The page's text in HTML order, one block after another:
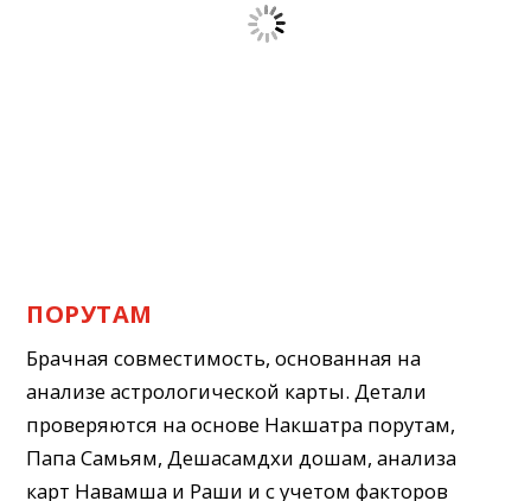
ПОРУТАМ
Брачная совместимость, основанная на
анализе астрологической карты. Детали
проверяются на основе Накшатра порутам,
Папа Самьям, Дешасамдхи дошам, анализа
карт Навамша и Раши и с учетом факторов